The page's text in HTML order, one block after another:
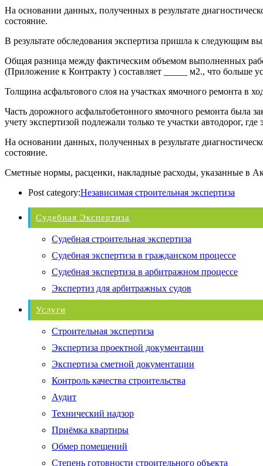
На основании данных, полученных в результате
состояние.
В результате обследования экспертиза пришла к следующим
Общая разница между фактическим объемом выполненных
(Приложение к Контракту ) составляет _____ м2., что больше
Толщина асфальтового слоя на участках ямочного ремонта в
Часть дорожного асфальтобетонного ямочного ремонта была
учету экспертизой подлежали только те участки автодорог,
На основании данных, полученных в результате
состояние.
Сметные нормы, расценки, накладные расходы, указанные в
Post category:Независимая строительная экспертиза
Судебная Экспертиза
Судебная строительная экспертиза
Судебная экспертиза в гражданском процессе
Судебная экспертиза в арбитражном процессе
Экспертиз для арбитражных судов
Услуги
Строительная экспертиза
Экспертиза проектной документации
Экспертиза сметной документации
Контроль качества строительства
Аудит
Технический надзор
Приёмка квартиры
Обмер помещений
Степень готовности строительного объекта